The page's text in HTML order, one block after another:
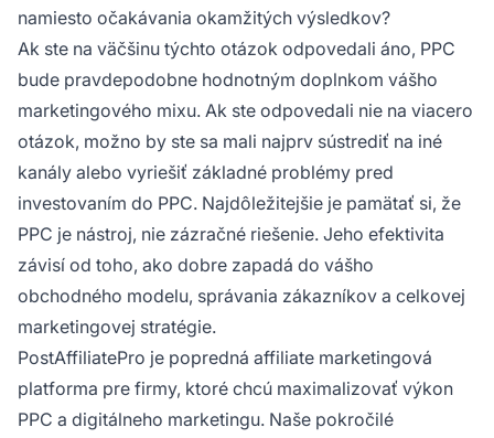
namiesto očakávania okamžitých výsledkov?
Ak ste na väčšinu týchto otázok odpovedali áno, PPC
bude pravdepodobne hodnotným doplnkom vášho
marketingového mixu. Ak ste odpovedali nie na viacero
otázok, možno by ste sa mali najprv sústrediť na iné
kanály alebo vyriešiť základné problémy pred
investovaním do PPC. Najdôležitejšie je pamätať si, že
PPC je nástroj, nie zázračné riešenie. Jeho efektivita
závisí od toho, ako dobre zapadá do vášho
obchodného modelu, správania zákazníkov a celkovej
marketingovej stratégie.
PostAffiliatePro je popredná affiliate marketingová
platforma pre firmy, ktoré chcú maximalizovať výkon
PPC a digitálneho marketingu. Naše pokročilé